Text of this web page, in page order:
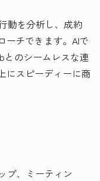
動を分析し、成約
ーチできます。AIで
とのシームレスな連
にスピーディーに商
プ、ミーティン